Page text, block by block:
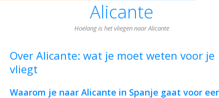
Alicante
Hoelang is het vliegen naar Alicante
Over Alicante: wat je moet weten voor je
vliegt
Waarom je naar Alicante in Spanje gaat voor